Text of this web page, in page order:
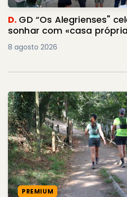
D. GD “Os Alegrienses"
sonhar com «casa
8 agosto 2026
PREMIUM